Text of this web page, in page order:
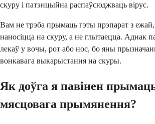
скуру і патэнцыйна распаўсюджваць вірус.
Вам не трэба прымаць гэты прэпарат з ежай,
наносіцца на скуру, а не глытаецца. Аднак
лекаў у вочы, рот або нос, бо яны
вонкавага выкарыстання на скуры.
Як доўга я павінен
мясцовага прымянення?